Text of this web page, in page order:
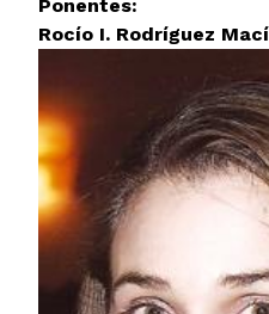
Ponentes:
Rocío I. Rodríguez